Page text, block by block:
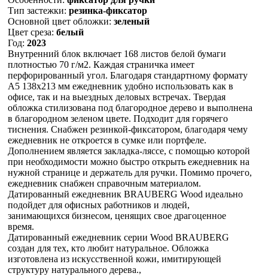
Тип застежки: резинка-фиксатор
Основной цвет обложки: зеленый
Цвет среза: белый
Год: 2023
Внутренний блок включает 168 листов белой бумаги
плотностью 70 г/м2. Каждая страничка имеет
перфорированный угол. Благодаря стандартному формату
А5 138х213 мм ежедневник удобно использовать как в
офисе, так и на выездных деловых встречах. Твердая
обложка стилизована под благородное дерево и выполнена
в благородном зеленом цвете. Подходит для горячего
тиснения. Снабжен резинкой-фиксатором, благодаря чему
ежедневник не откроется в сумке или портфеле.
Дополнением является закладка-ляссе, с помощью которой
при необходимости можно быстро открыть ежедневник на
нужной странице и держатель для ручки. Помимо прочего,
ежедневник снабжен справочным материалом.
Датированный ежедневник BRAUBERG Wood идеально
подойдет для офисных работников и людей,
занимающихся бизнесом, ценящих свое драгоценное
время.
Датированный ежедневник серии Wood BRAUBERG
создан для тех, кто любит натуральное. Обложка
изготовлена из искусственной кожи, имитирующей
структуру натурального дерева.,